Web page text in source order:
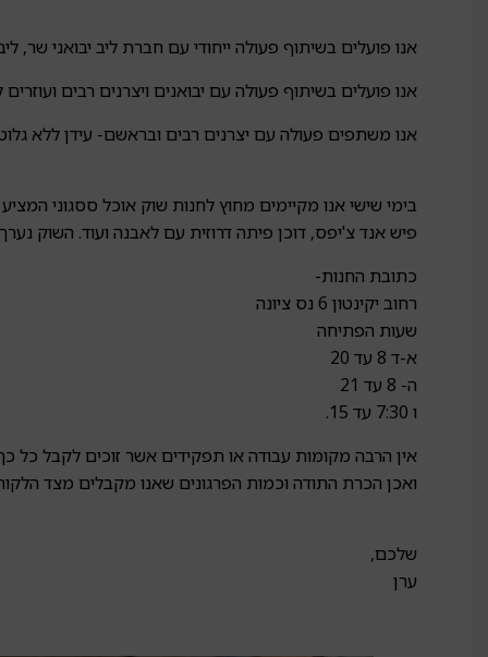
אנו פועלים בשיתוף פעולה ייחודי עם חברת ליב יבואני שר,
אנו פועלים בשיתוף פעולה עם יבואנים ויצרנים רבים
אנו משתפים פעולה עם יצרנים רבים ובראשם- עידן ללא
בימי שישי אנו מקיימים מחוץ לחנות שוק אוכל ססגוני
פיש אנד צ'יפס, דוכן פיתה דרוזית עם לאבנה ועוד. השוק
כתובת החנות-
רחוב יקינטון 6 נס ציונה
שעות הפתיחה
א-ד 8 עד 20
ה- 8 עד 21
ו 7:30 עד 15.
אין הרבה מקומות עבודה או תפקידים אשר זוכים לקבל כל
ואכן הכרת התודה וכמות הפרגונים שאנו מקבלים מצד
שלכם,
ערן